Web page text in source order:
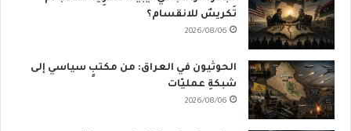
تَكريسٌ للانقسام؟
2026/08/06
الحوثيون في العراق: من مكتبٍ سياسي إلى
شبكةِ عمليّات
2026/08/06